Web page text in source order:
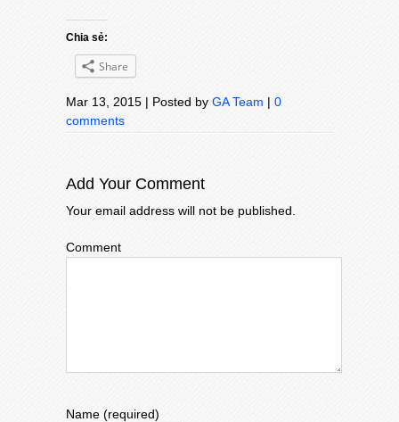
Chia sẻ:
Share
Mar 13, 2015 | Posted by GA Team | 0
comments
Add Your Comment
Your email address will not be published.
Comment
Name (required)